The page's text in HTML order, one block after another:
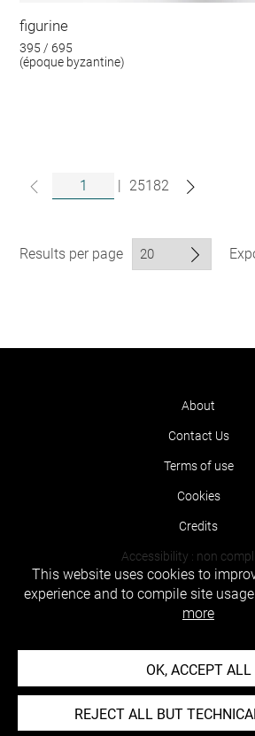
figurine
395 / 695
(époque byzantine)
| 25182
Results per page
About
Contact Us
Terms of use
Cookies
Credits
Accessibility : non
This website uses cookies to
experience and to compile site
more
OK, ACCEPT ALL
REJECT ALL BUT